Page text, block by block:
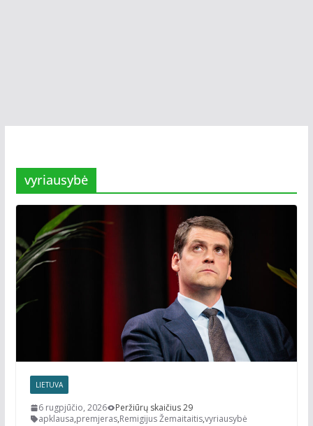
vyriausybė
LIETUVA
6 rugpjūčio, 2026
Peržiūrų skaičius 29
apklausa,premjeras,Remigijus Žemaitaitis,vyriausybė